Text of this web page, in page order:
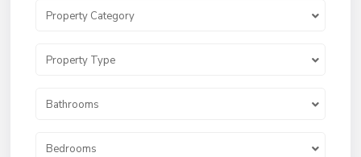
Property Category
Property Type
Bathrooms
Bedrooms